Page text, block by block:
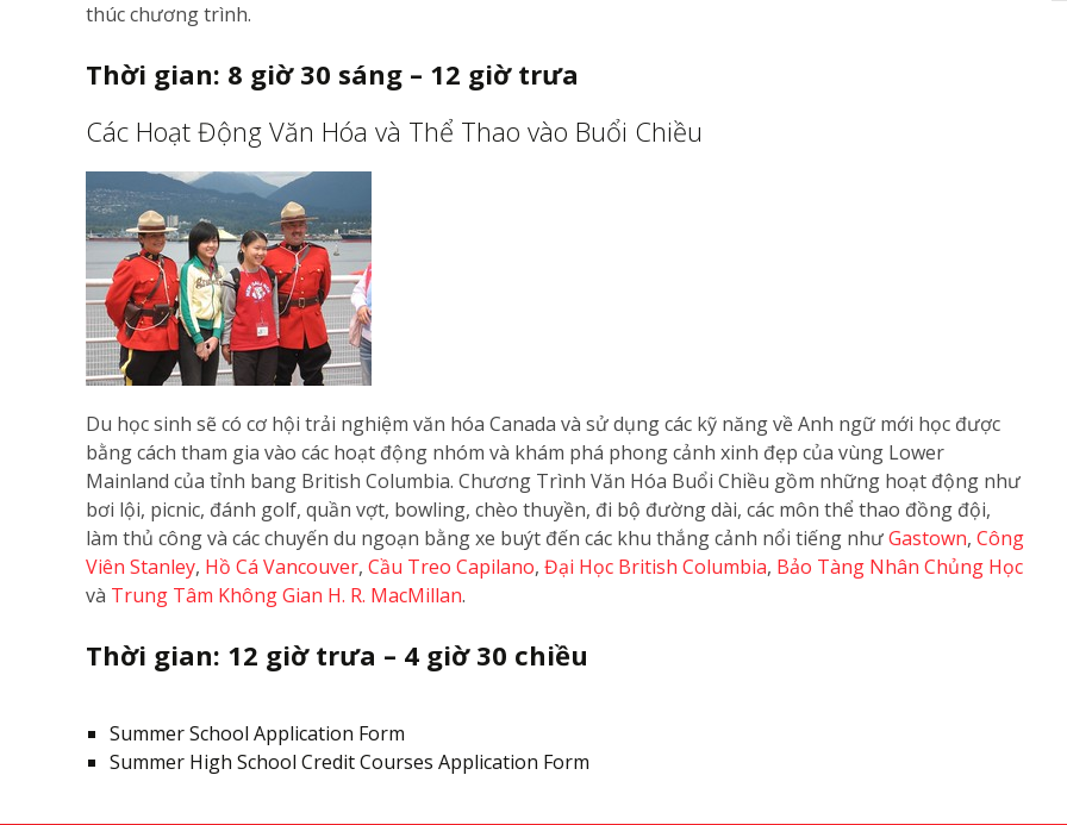
thúc chương trình.
Thời gian: 8 giờ 30 sáng – 12 giờ trưa
Các Hoạt Động Văn Hóa và Thể Thao vào Buổi Chiều
Du học sinh sẽ có cơ hội trải nghiệm văn hóa Canada và sử dụng các kỹ năng về Anh ngữ mới học được
bằng cách tham gia vào các hoạt động nhóm và khám phá phong cảnh xinh đẹp của vùng Lower
Mainland của tỉnh bang British Columbia. Chương Trình Văn Hóa Buổi Chiều gồm những hoạt động như
bơi lội, picnic, đánh golf, quần vợt, bowling, chèo thuyền, đi bộ đường dài, các môn thể thao đồng đội,
làm thủ công và các chuyến du ngoạn bằng xe buýt đến các khu thắng cảnh nổi tiếng nhưGastown, Công
Viên Stanley, Hồ Cá Vancouver, Cầu Treo Capilano, Đại Học British Columbia, Bảo Tàng Nhân Chủng Học
và Trung Tâm Không Gian H. R. MacMillan.
Thời gian: 12 giờ trưa – 4 giờ 30 chiều
Summer School Application Form
Summer High School Credit Courses Application Form